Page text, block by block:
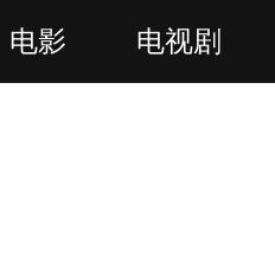
电影 电视剧